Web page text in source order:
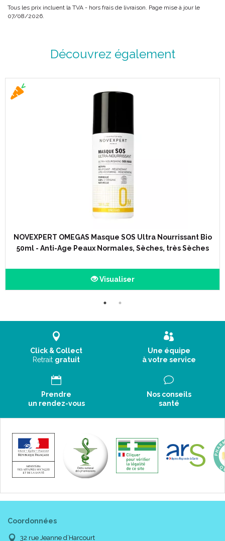
Tous les prix incluent la TVA - hors frais de livraison. Page mise à jour le
07/08/2026.
Découvrez également
NOVEXPERT OMEGAS Masque SOS Ultra Nourrissant Bio
50ml - Anti-Age Peaux Normales, Sèches, très Sèches
Visualiser
Click & Collect
Retrait gratuit
Une équipe
à votre service
Prendre
un rendez-vous
Nos conseils
santé
Coordonnées
32 rue Jeanne d’Harcourt